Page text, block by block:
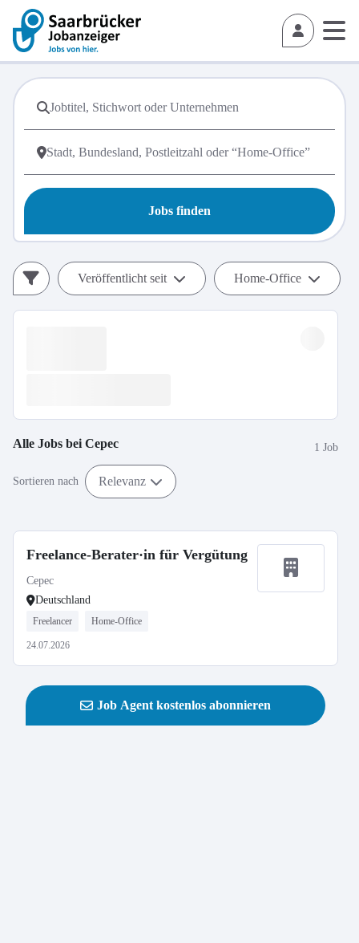
Jobs finden
Veröffentlicht seit Home-Office
Alle Jobs bei Cepec 1 Job
Sortieren nach Relevanz
Freelance-Berater·in für Vergütung
Cepec
Deutschland
Freelancer Home-Office
24.07.2026
Job Agent kostenlos abonnieren